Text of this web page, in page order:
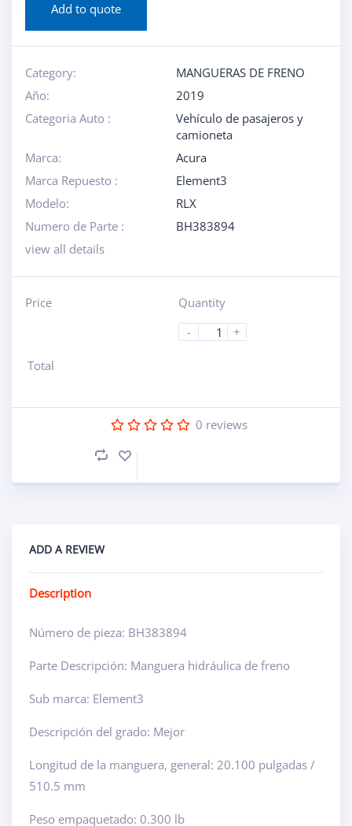
Add to quote
Category:
MANGUERAS DE FRENO
Año:
2019
Categoria Auto :
Vehículo de pasajeros y
camioneta
Marca:
Acura
Marca Repuesto :
Element3
Modelo:
RLX
Numero de Parte :
BH383894
view all details
Price
Quantity
-
+
Total
0 reviews
ADD A REVIEW
Description
Número de pieza: BH383894
Parte Descripción: Manguera hidráulica de freno
Sub marca: Element3
Descripción del grado: Mejor
Longitud de la manguera, general: 20.100 pulgadas /
510.5 mm
Peso empaquetado: 0.300 lb